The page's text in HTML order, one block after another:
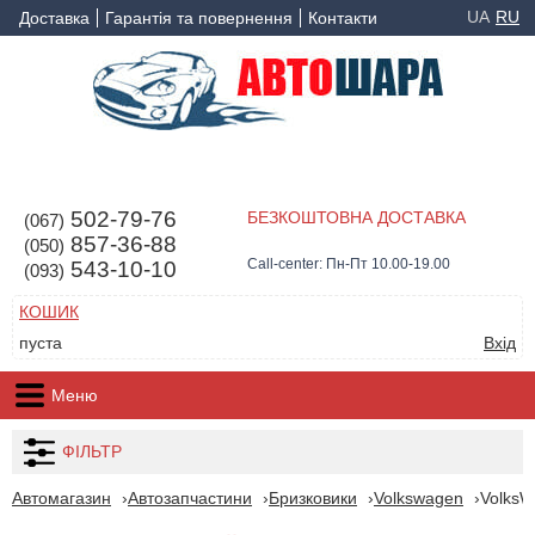
Доставка Гарантія та повернення Контакти UA RU
(067) 502-79-76
(050) 857-36-88
(093) 543-10-10
БЕЗКОШТОВНА ДОСТАВКА
Call-center: Пн-Пт 10.00-19.00
КОШИК
пуста
Вхід
Меню
ФІЛЬТР
Автомагазин Автозапчастини Бризковики Volkswagen